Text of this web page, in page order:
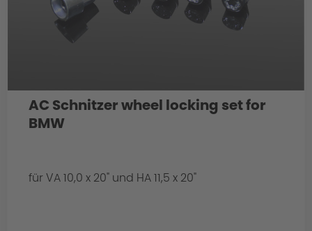
AC Schnitzer wheel locking set for
BMW
für VA 10,0 x 20" und HA 11,5 x 20"